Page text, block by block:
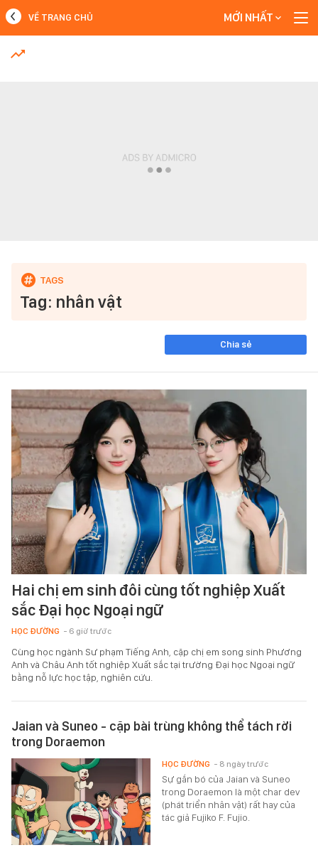
MỚI NHẤT
VỀ TRANG CHỦ MỚI NHẤT
Tag: nhân vật
Chia sẻ
Hai chị em sinh đôi cùng tốt nghiệp Xuất
sắc Đại học Ngoại ngữ
HỌC ĐƯỜNG - 6 giờ trước
Cùng học ngành Sư phạm Tiếng Anh, cặp chị em song sinh Phương
Anh và Châu Anh tốt nghiệp Xuất sắc tại trường Đại học Ngoại ngữ
bằng nỗ lực học tập, nghiên cứu.
Jaian và Suneo - cặp bài trùng không thể tách rời
trong Doraemon
Sự gắn bó của Jaian và Suneo
trong Doraemon là một char dev
(phát triển nhân vật) rất hay của
tác giả Fujiko F. Fujio.
HỌC ĐƯỜNG - 8 ngày trước